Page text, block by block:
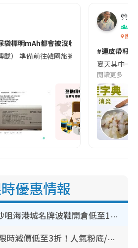
袋標明mAh都會被沒收😱出發前切記檢查
載） 準備前往韓國旅遊的民眾，近期要
營養
香港
#連皮帶籽
夏天其中一
閱讀更多
優惠情報
開倉優惠 | 尖沙咀海港城名牌波鞋開倉低至1折！On鞋$899起／Joy&Peace鞋履$98起
CHANEL美妝限時減價低至3折！人氣粉底/唇膏/精華液低至$275！COCO香水都有平